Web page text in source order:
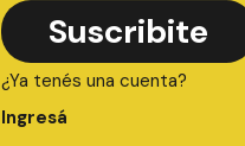
Suscribite
¿Ya tenés una cuenta?
Ingresá